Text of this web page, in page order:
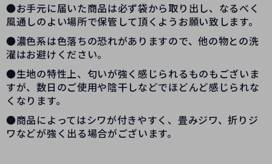
●お手元に届いた商品は必ず袋から取り出し、なるべく
風通しのよい場所で保管して頂くようお願い致します。
●濃色系は色落ちの恐れがありますので、他の物との洗
濯はお避けください。
●生地の特性上、匂いが強く感じられるものもございま
すが、数日のご使用や陰干しなどでほどんど感じられな
くなります。
●商品によってはシワが付きやすく、畳みジワ、折りジ
ワなどが強く出る場合がございます。